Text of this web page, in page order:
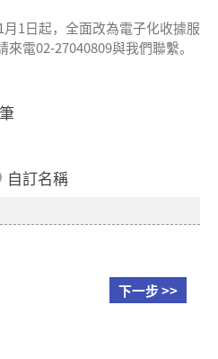
1日起，全面改為電子化收據服
電02-27040809與我們聯繫。
自訂名稱